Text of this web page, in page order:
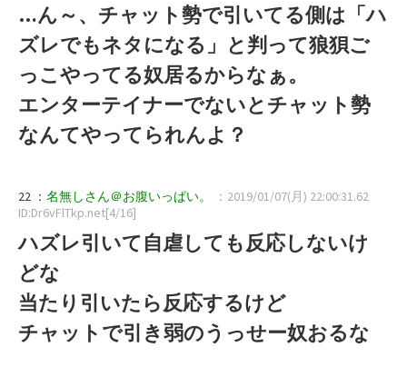
…ん～、チャット勢で引いてる側は「ハ
ズレでもネタになる」と判って狼狽ご
っこやってる奴居るからなぁ。
エンターテイナーでないとチャット勢
なんてやってられんよ？
22 ： 名無しさん＠お腹いっぱい。
：2019/01/07(月) 22:00:31.62
ID:Dr6vFlTkp.net[4/16]
ハズレ引いて自虐しても反応しないけ
どな
当たり引いたら反応するけど
チャットで引き弱のうっせー奴おるな